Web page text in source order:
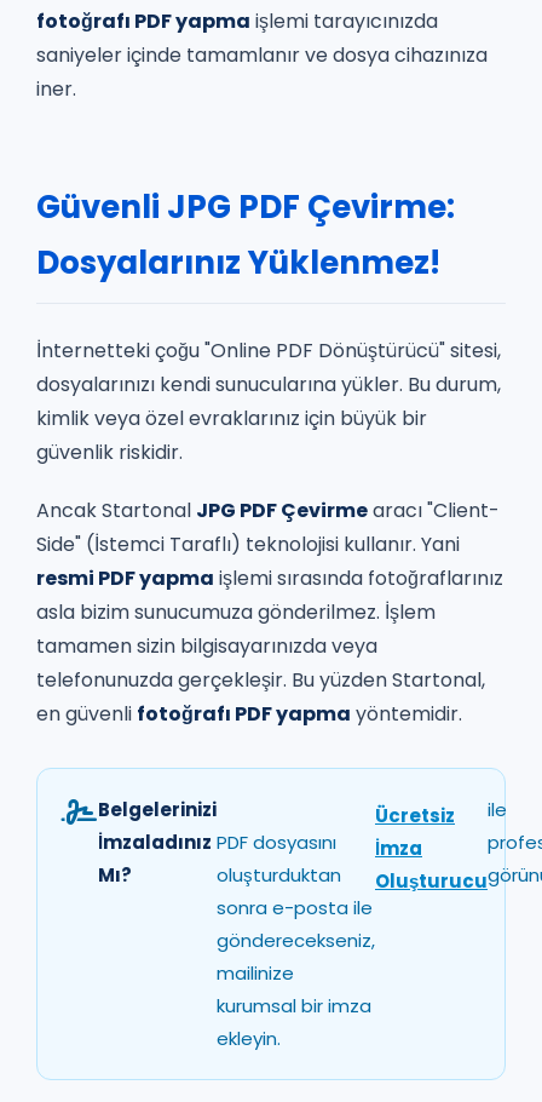
fotoğrafı PDF yapma işlemi tarayıcınızda
saniyeler içinde tamamlanır ve dosya cihazınıza
iner.
Güvenli JPG PDF Çevirme:
Dosyalarınız Yüklenmez!
İnternetteki çoğu "Online PDF Dönüştürücü" sitesi,
dosyalarınızı kendi sunucularına yükler. Bu durum,
kimlik veya özel evraklarınız için büyük bir
güvenlik riskidir.
Ancak Startonal JPG PDF Çevirmearacı "Client-
Side" (İstemci Taraflı) teknolojisi kullanır. Yani
resmi PDF yapma işlemi sırasında fotoğraflarınız
asla bizim sunucumuza gönderilmez. İşlem
tamamen sizin bilgisayarınızda veya
telefonunuzda gerçekleşir. Bu yüzden Startonal,
en güvenli fotoğrafı PDF yapma yöntemidir.
Belgelerinizi
İmzaladınız
Mı?
PDF dosyasını
oluşturduktan
sonra e-posta ile
gönderecekseniz,
mailinize
kurumsal bir imza
ekleyin.
Ücretsiz
İmza
Oluşturucu
ile